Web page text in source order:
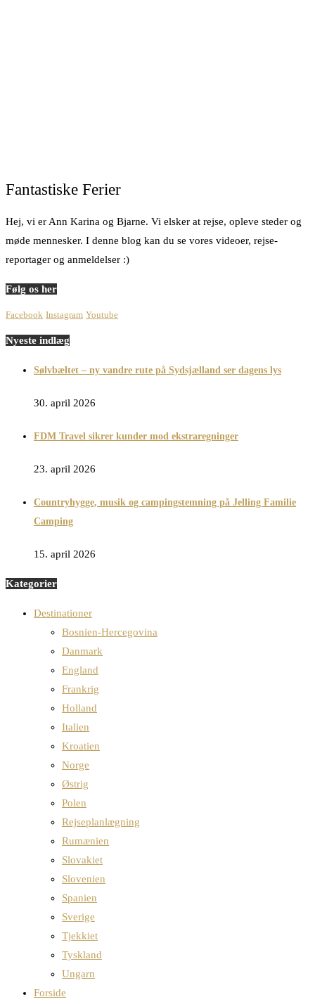
Fantastiske Ferier
Hej, vi er Ann Karina og Bjarne. Vi elsker at rejse, opleve steder og
møde mennesker. I denne blog kan du se vores videoer, rejse-
reportager og anmeldelser :)
Følg os her
Facebook Instagram Youtube
Nyeste indlæg
Sølvbæltet – ny vandre rute på Sydsjælland ser dagens lys
30. april 2026
FDM Travel sikrer kunder mod ekstraregninger
23. april 2026
Countryhygge, musik og campingstemning på Jelling Familie
Camping
15. april 2026
Kategorier
Destinationer
Bosnien-Hercegovina
Danmark
England
Frankrig
Holland
Italien
Kroatien
Norge
Østrig
Polen
Rejseplanlægning
Rumænien
Slovakiet
Slovenien
Spanien
Sverige
Tjekkiet
Tyskland
Ungarn
Forside